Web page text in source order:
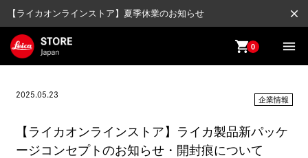
【ライカオンラインストア】夏季休業のお知らせ close
shopping_cart0 menu
2025.05.23 企業情報
【ライカオンラインストア】ライカ製品新パッケ
ージコンセプトのお知らせ・開封痕について